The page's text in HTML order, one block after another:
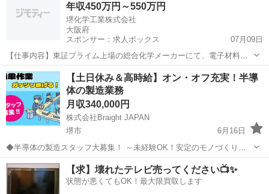
年収450万円～550万円
堺化学工業株式会社
大阪府
スポンサー：求人ボックス
07月09日
【仕事内容】東証プライム上場の総合化学メーカーにて、電子材料分
野(MLCC向け誘電体材料)における技術開発・量産化対応をお任せいた
します。 <具体的には> MLCC向け誘電体材料の開発・評価・量産化対
応 ・電子セラミックス材料の開...
正社員
【土日休み＆高時給】オン・オフ充実！半導
体の製造業務
月収340,000円
株式会社Braight JAPAN
堺市
6月16日
◆半導体の製造スタッフ大募集！ ～未経験OK！安定のモノづくりワ
ーク～ 【たった10秒でわかる！このお仕事のポイント】 ✅ 未経験か
ら“手に職”がつけられる！ ✅ コツコツ・モクモク作業が好きな方にぴ
ったり ...
大阪 堺市 半導体 未経験
【求】壊れたテレビ売ってください📺✨
状態が悪くてもOK！最大限買取します